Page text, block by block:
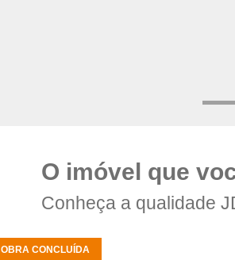
O imóvel que
Conheça a qualidade
OBRA CONCLUÍDA